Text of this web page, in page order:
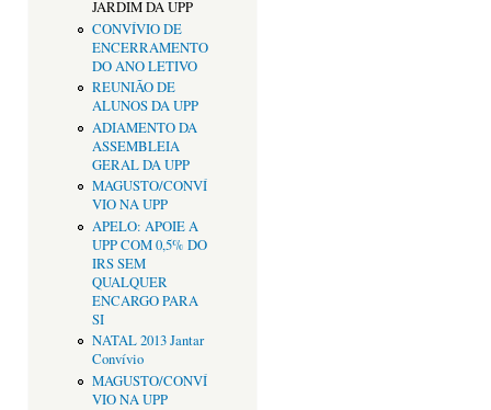
JARDIM DA UPP
CONVÍVIO DE
ENCERRAMENTO
DO ANO LETIVO
REUNIÃO DE
ALUNOS DA UPP
ADIAMENTO DA
ASSEMBLEIA
GERAL DA UPP
MAGUSTO/CONVÍ
VIO NA UPP
APELO: APOIE A
UPP COM 0,5% DO
IRS SEM
QUALQUER
ENCARGO PARA
SI
NATAL 2013 Jantar
Convívio
MAGUSTO/CONVÍ
VIO NA UPP